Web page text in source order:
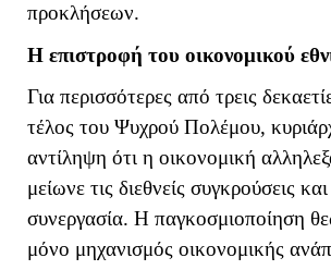
προκλήσεων.
Η επιστροφή του οικονομικού
Για περισσότερες από τρεις
τέλος του Ψυχρού Πολέμου,
αντίληψη ότι η οικονομική
μείωνε τις διεθνείς συγκρούσεις
συνεργασία. Η παγκοσμιοποίηση
μόνο μηχανισμός οικονομικής